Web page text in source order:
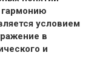
условием
в
и